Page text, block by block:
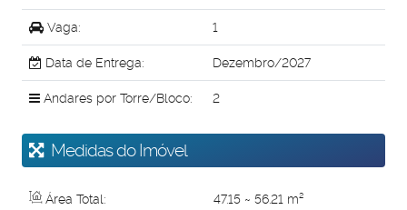
Vaga: 1
Data de Entrega: Dezembro/2027
Andares por Torre/Bloco: 2
Medidas do Imóvel
Área Total: 47.15 ~ 56.21 m²